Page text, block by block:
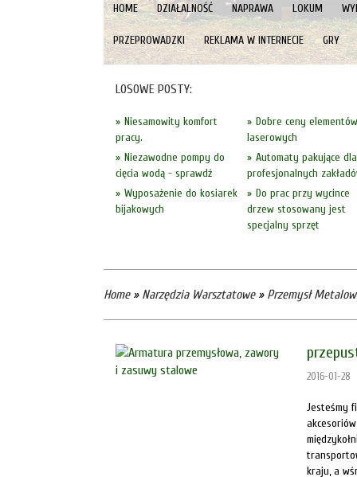
HOME DZIAŁALNOŚĆ NAPRAWA LOKUM
PRZEPROWADZKI REKLAMA W INTERNECIE GRY
LOSOWE POSTY:
Dobre ceny elementów
laserowych
Niesamowity komfort
pracy.
Automaty pakujące dla
profesjonalnych
Niezawodne pompy do
cięcia wodą - sprawdź
Do prac przy wycince
drzew stosowany jest
specjalny sprzęt
Wyposażenie do kosiarek
bijakowych
Home» Narzędzia Warsztatowe» Przemysł
2016-01-28
Jesteśmy
kraju, a